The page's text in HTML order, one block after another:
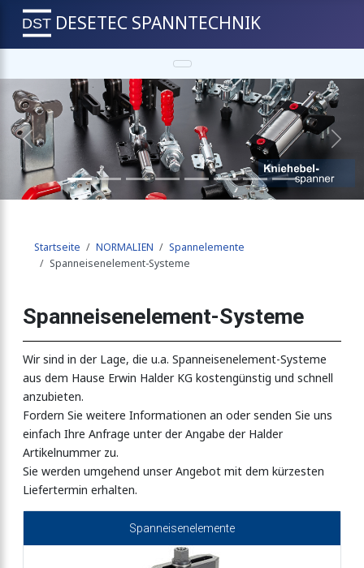
DESETEC SPANNTECHNIK
Previous Next
Startseite NORMALIEN
Spannelemente
Spanneisenelement-Systeme
Spanneisenelement-Systeme
Wir sind in der Lage, die u.a. Spanneisenelement-Systeme
aus dem Hause Erwin Halder KG kostengünstig und schnell
anzubieten.
Fordern Sie weitere Informationen an oder senden Sie uns
einfach Ihre Anfrage unter der Angabe der Halder
Artikelnummer zu.
Sie werden umgehend unser Angebot mit dem kürzesten
Liefertermin erhalten.
Spanneisenelemente